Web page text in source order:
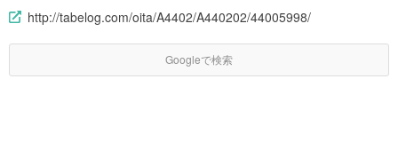
http://tabelog.com/oita/A4402/A440202/44005998/
Googleで検索